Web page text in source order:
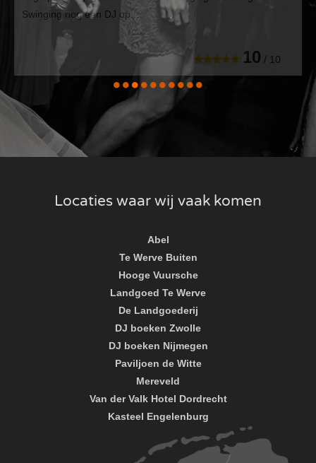
Swinging nog een DJ op...
10 / 10
Locaties waar wij vaak komen
Abel
Te Werve Buiten
Hooge Vuursche
Landgoed Te Werve
De Landgoederij
DJ boeken Zwolle
DJ boeken Nijmegen
Paviljoen de Witte
Mereveld
Van der Valk Hotel Dordrecht
Kasteel Engelenburg